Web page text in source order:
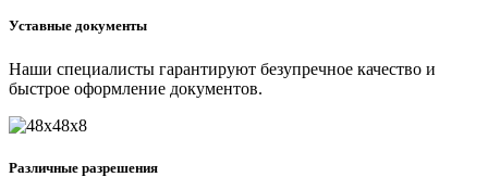
Уставные документы
Наши специалисты гарантируют безупречное качество и
быстрое оформление документов.
Различные разрешения